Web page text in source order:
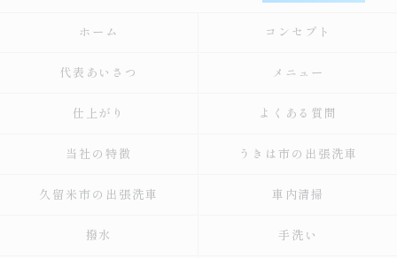
ホーム コンセプト
代表あいさつ メニュー
仕上がり よくある質問
当社の特徴 うきは市の出張洗車
久留米市の出張洗車 車内清掃
撥水 手洗い